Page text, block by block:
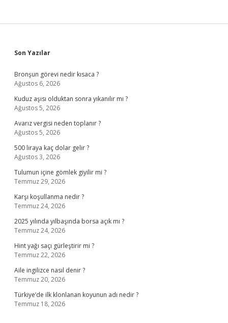
Sidebar
Son Yazılar
Bronşun görevi nedir kısaca ?
Ağustos 6, 2026
Kuduz aşısı olduktan sonra yıkanılır mı ?
Ağustos 5, 2026
Avarız vergisi neden toplanır ?
Ağustos 5, 2026
500 liraya kaç dolar gelir ?
Ağustos 3, 2026
Tulumun içine gömlek giyilir mi ?
Temmuz 29, 2026
Karşı koşullanma nedir ?
Temmuz 24, 2026
2025 yılında yılbaşında borsa açık mı ?
Temmuz 24, 2026
Hint yağı saçı gürleştirir mi ?
Temmuz 22, 2026
Aile ingilizce nasıl denir ?
Temmuz 20, 2026
Türkiye’de ilk klonlanan koyunun adı nedir ?
Temmuz 18, 2026